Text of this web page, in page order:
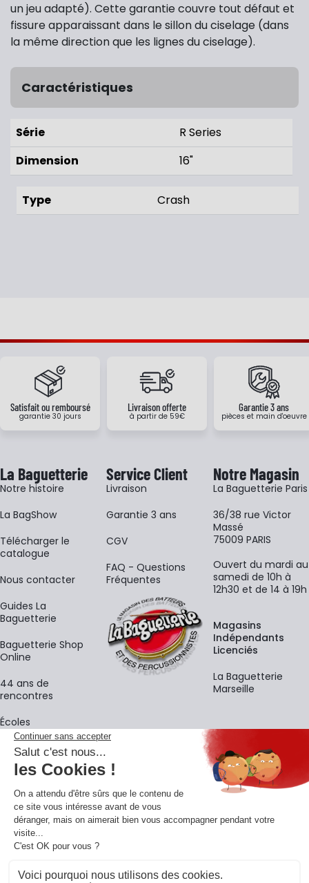
un jeu adapté). Cette garantie couvre tout défaut et
fissure apparaissant dans le sillon du ciselage (dans
la même direction que les lignes du ciselage).
Caractéristiques
Série
R Series
Dimension
16"
Type Crash
Satisfait ou remboursé
garantie 30 jours
Livraison offerte
à partir de 59€
Garantie 3 ans
pièces et main d'oeuvre
La Baguetterie
Notre histoire
La BagShow
​Télécharger le
catalogue
Nous contacter
Guides La
Baguetterie
Baguetterie Shop
Online
44 ans de
rencontres
Écoles
Service Client
Livraison
Garantie 3 ans
CGV
FAQ - Questions
Fréquentes
Notre Magasin
La Baguetterie Paris
36/38 rue Victor
Massé
75009 PARIS
Ouvert du mardi au
samedi de 10h à
12h30 et de 14 à 19h
Magasins
Indépendants
Licenciés
La Baguetterie
Marseille
La newsletter
Adresse e-mail
En vous inscrivant à notre newsletter, vous acceptez notre
confidentialité.
Retrouvons-nous sur